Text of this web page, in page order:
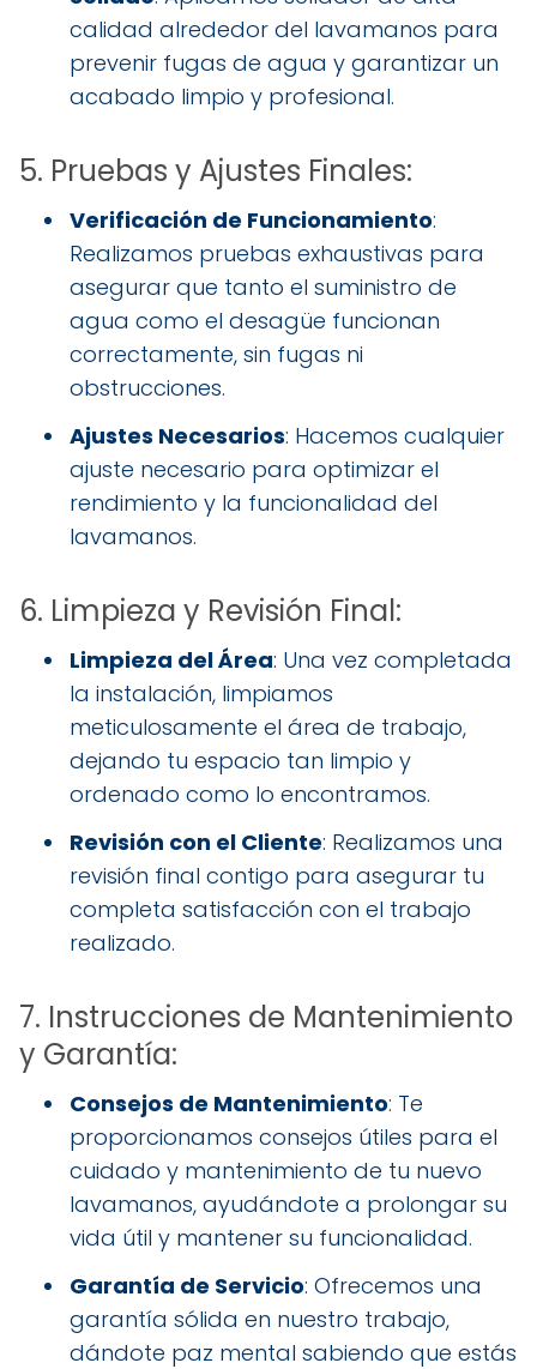
calidad alrededor del lavamanos para
prevenir fugas de agua y garantizar un
acabado limpio y profesional.
5. Pruebas y Ajustes Finales:
Verificación de Funcionamiento:
Realizamos pruebas exhaustivas para
asegurar que tanto el suministro de
agua como el desagüe funcionan
correctamente, sin fugas ni
obstrucciones.
Ajustes Necesarios: Hacemos cualquier
ajuste necesario para optimizar el
rendimiento y la funcionalidad del
lavamanos.
6. Limpieza y Revisión Final:
Limpieza del Área: Una vez completada
la instalación, limpiamos
meticulosamente el área de trabajo,
dejando tu espacio tan limpio y
ordenado como lo encontramos.
Revisión con el Cliente: Realizamos una
revisión final contigo para asegurar tu
completa satisfacción con el trabajo
realizado.
7. Instrucciones de Mantenimiento
y Garantía:
Consejos de Mantenimiento: Te
proporcionamos consejos útiles para el
cuidado y mantenimiento de tu nuevo
lavamanos, ayudándote a prolongar su
vida útil y mantener su funcionalidad.
Garantía de Servicio: Ofrecemos una
garantía sólida en nuestro trabajo,
dándote paz mental sabiendo que estás